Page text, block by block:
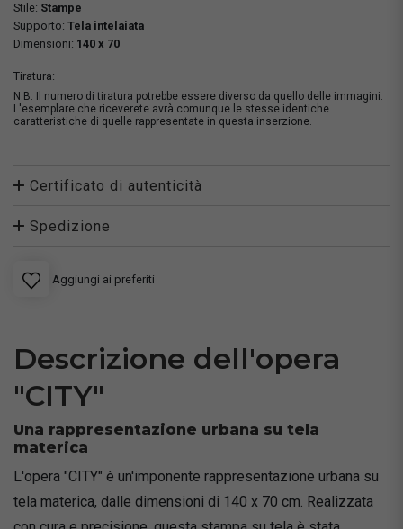
Stile: Stampe
Supporto: Tela intelaiata
Dimensioni: 140 x 70
Tiratura:
N.B. Il numero di tiratura potrebbe essere diverso da quello delle immagini.
L'esemplare che riceverete avrà comunque le stesse identiche
caratteristiche di quelle rappresentate in questa inserzione.
Certificato di autenticità
Spedizione
Aggiungi ai preferiti
Descrizione dell'opera
"CITY"
Una rappresentazione urbana su tela
materica
L'opera "CITY" è un'imponente rappresentazione urbana su
tela materica, dalle dimensioni di 140 x 70 cm. Realizzata